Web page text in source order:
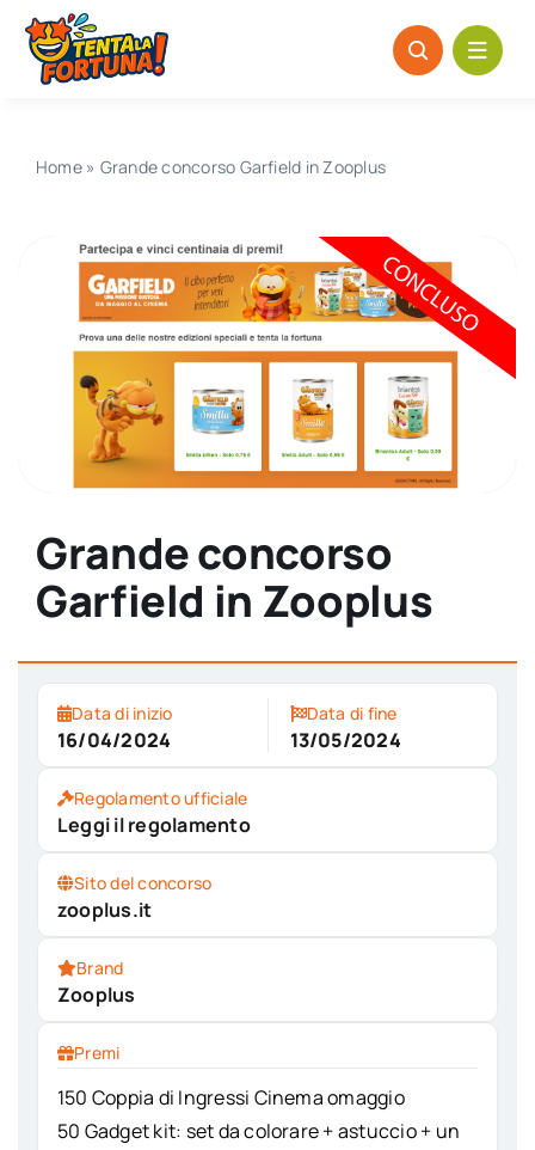
Salta
contenuto
Home» Grande concorso Garfield in Zooplus
Grande concorso
Garfield in Zooplus
Data di inizio
16/04/2024
Data di fine
13/05/2024
Regolamento ufficiale
Leggi il regolamento
Sito del concorso
zooplus.it
Brand
Zooplus
Premi
150 Coppia di Ingressi Cinema omaggio
50 Gadget kit: set da colorare + astuccio + un